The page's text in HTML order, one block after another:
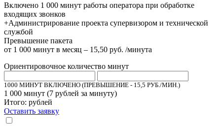
Включено 1 000 минут работы оператора при обработке
входящих звонков
+Администрирование проекта супервизором и технической
службой
Превышение пакета
от 1 000 минут в месяц – 15,50 руб. /минута
Ориентировочное количество минут
1000 МИНУТ ВКЛЮЧЕНО (ПРЕВЫШЕНИЕ - 15,5 РУБ./МИН.)
1 000 минут (7 рублей за минуту)
Итого: рублей
Оставить заявку